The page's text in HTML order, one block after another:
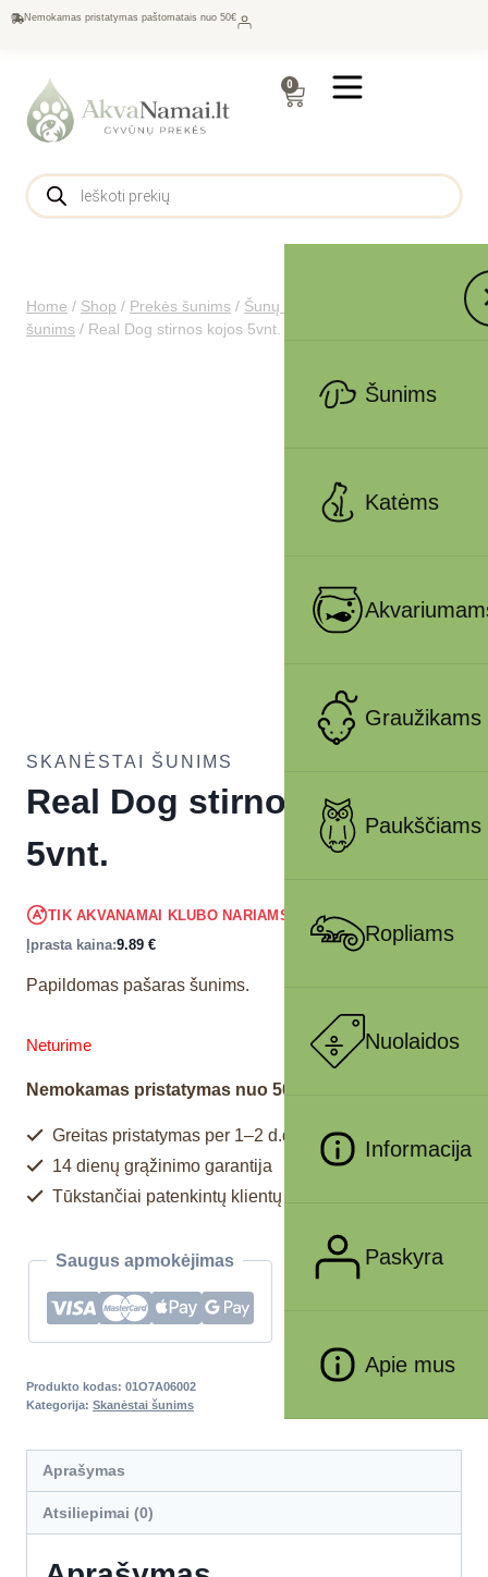
Nemokamas pristatymas paštomatais nuo 50€
0
Šunims
Katėms
Graužikams
Paukščiams
Ropliams
Nuolaidos
Informacija
Paskyra
Apie mus
Home / Shop / Prekės šunims / Šunų maistas
šunims / Real Dog stirnos kojos 5vnt.
SKANĖSTAI ŠUNIMS
Real Dog stirnos kojos
5vnt.
TIK AKVANAMAI KLUBO NARIAMS 9.40€
Įprasta kaina:9.89 €
Papildomas pašaras šunims.
Neturime
Nemokamas pristatymas nuo 50€
Greitas pristatymas per 1–2 d.d.
14 dienų grąžinimo garantija
Tūkstančiai patenkintų klientų
Saugus apmokėjimas
Produkto kodas: 01O7A06002
Kategorija: Skanėstai šunims
Aprašymas
Atsiliepimai (0)